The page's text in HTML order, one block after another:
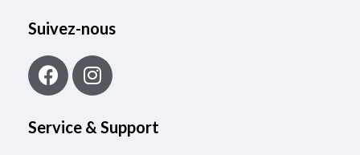
Suivez-nous
Service & Support